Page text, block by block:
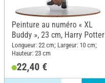
Peinture au numéro « XL
Buddy », 23 cm, Harry Potter
Longueur: 22 cm; Largeur: 10 cm;
Hauteur: 23 cm
22,40 €